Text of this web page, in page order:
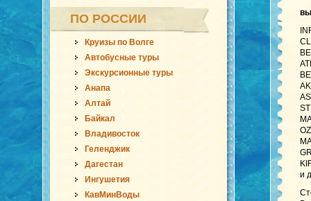
ПО РОССИИ
Круизы по Волге
Автобусные туры
Экскурсионные туры
Анапа
Алтай
Байкал
Владивосток
Геленджик
Дагестан
Ингушетия
КавМинВоды
и